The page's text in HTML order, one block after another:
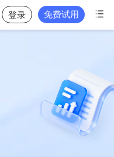
登录 免费试用 